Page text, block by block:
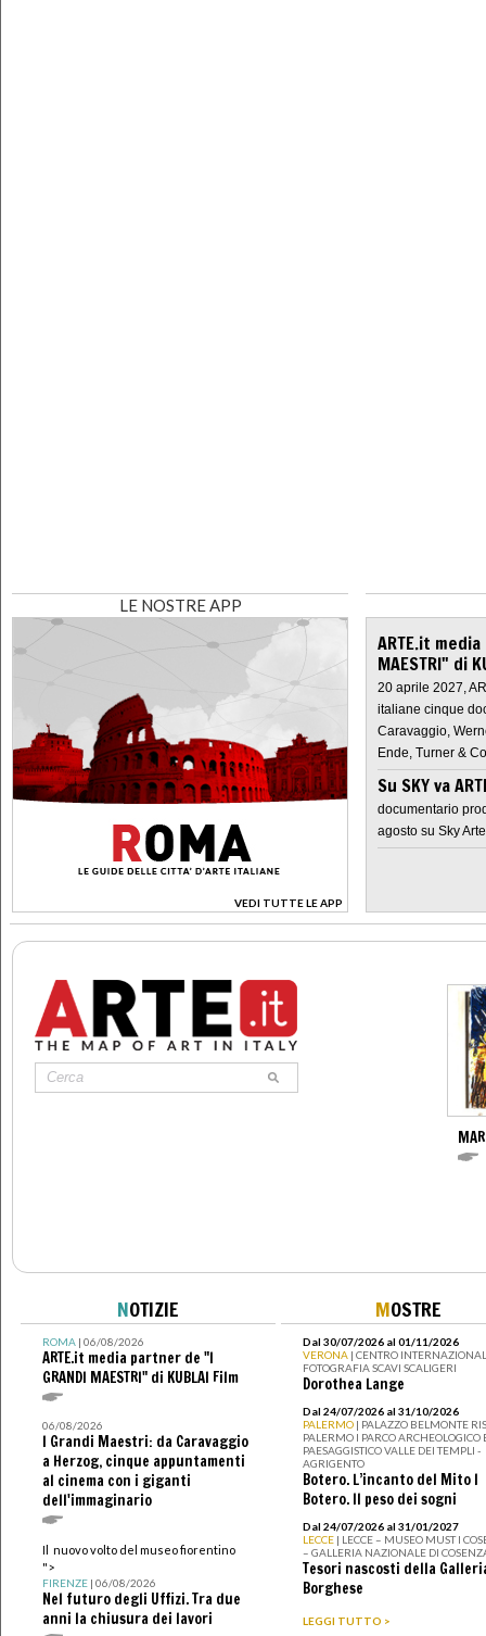
LE NOSTRE APP
VEDI TUTTE LE APP
>
ARTE.it
MAESTRI" di
20 aprile 2027,
italiane cinque
Caravaggio,
Ende, Turner &
Su SKY va
documentario
agosto su Sky Arte
NOTIZIE
ROMA| 06/08/2026
ARTE.it media partner de "I
GRANDI MAESTRI" di KUBLAI Film
06/08/2026
I Grandi Maestri: da Caravaggio
a Herzog, cinque appuntamenti
al cinema con i giganti
dell'immaginario
Il nuovo volto del museo fiorentino
">
FIRENZE| 06/08/2026
Nel futuro degli Uffizi. Tra due
anni la chiusura dei lavori
MOSTRE
Dal 30/07/2026 al 01/11/2026
VERONA | CENTRO
FOTOGRAFIA SCAVI SCALIGERI
Dorothea Lange
Dal 24/07/2026 al 31/10/2026
PALERMO | PALAZZO BELMONTE
PALERMO I PARCO ARCHEOLOGICO
PAESAGGISTICO VALLE DEI TEMPLI -
AGRIGENTO
Botero. L’incanto del Mito I
Botero. Il peso dei sogni
Dal 24/07/2026 al 31/01/2027
LECCE | LECCE – MUSEO MUST I
– GALLERIA NAZIONALE DI
Tesori nascosti della
Borghese
LEGGI TUTTO >